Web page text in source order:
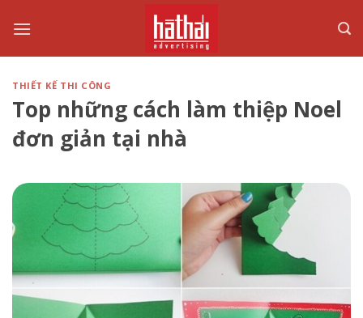
THIẾT KẾ THI CÔNG
Top những cách làm thiệp Noel
đơn giản tại nhà